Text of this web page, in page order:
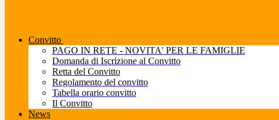
Convitto
PAGO IN RETE - NOVITA' PER LE FAMIGLIE
Domanda di Iscrizione al Convitto
Retta del Convitto
Regolamento del convitto
Tabella orario convitto
Il Convitto
News